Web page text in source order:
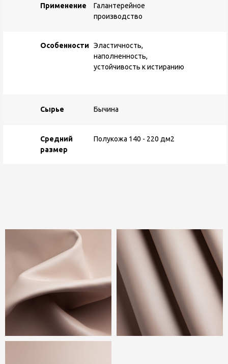
Применение
Галантерейное
производство
Особенности
Эластичность,
наполненность,
устойчивость к истиранию
Сырье Бычина
Средний
размер
Полукожа 140 - 220 дм2